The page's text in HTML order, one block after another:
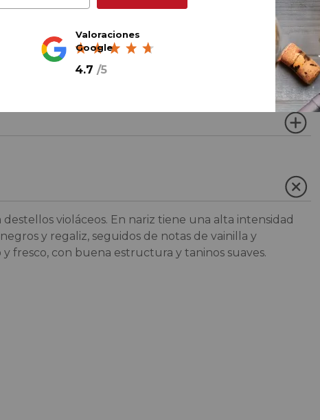
los próximos 3-4 años
violáceos. En nariz tiene una alta intensidad
y regaliz, seguidos de notas de vainilla y
fresco, con buena estructura y taninos suaves.
Valoraciones
Google
4.7 /5